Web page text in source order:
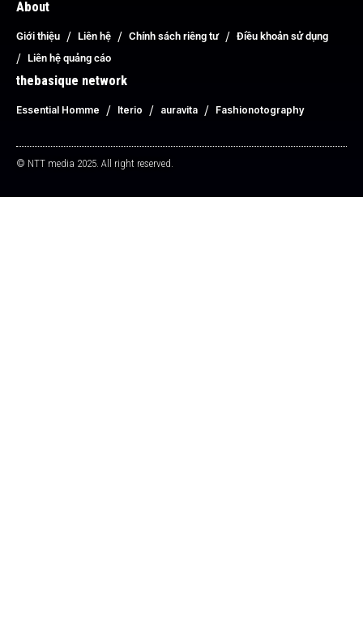
About
Giới thiệu Liên hệ Chính sách riêng tư
Điều khoản sử dụng
Liên hệ quảng cáo
thebasique network
Essential Homme Iterio auravita Fashionotography
© NTT media 2025. All right reserved.